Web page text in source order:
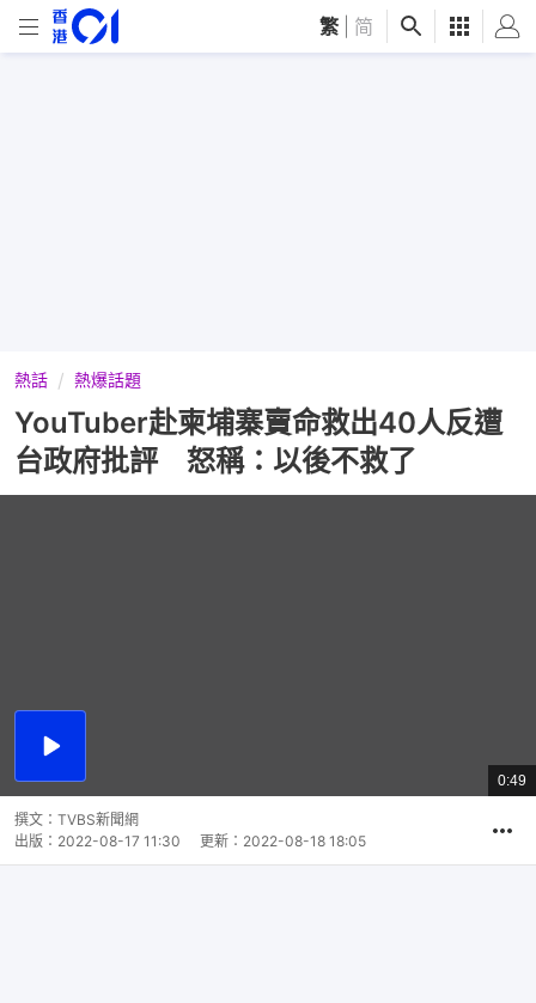
繁 简
熱話 熱爆話題
YouTuber赴柬埔寨賣命救出40人反遭
台政府批評 怒稱：以後不救了
播
總
共
0:49
撰文： TVBS新聞網
出版： 2022-08-17 11:30 更新： 2022-08-18 18:05